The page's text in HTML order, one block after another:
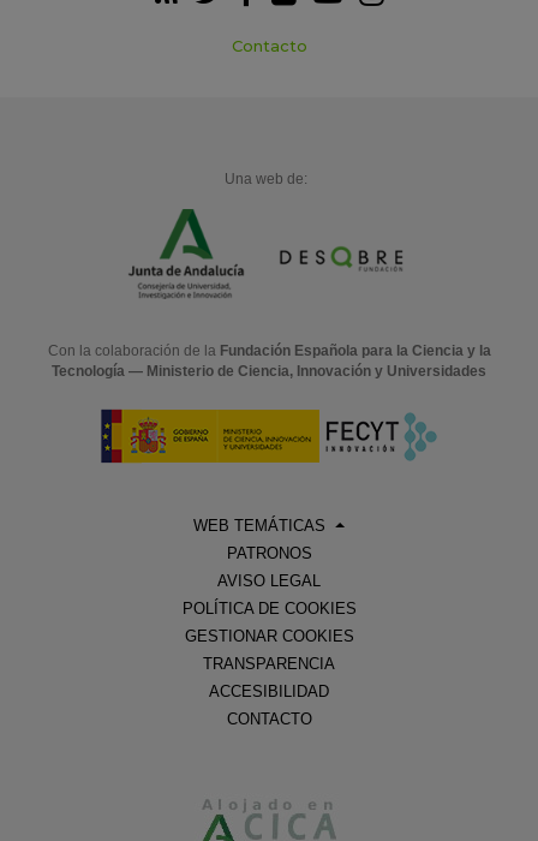
Contacto
Una web de:
Con la colaboración de la Fundación Española para la Ciencia y la
Tecnología — Ministerio de Ciencia, Innovación y Universidades
WEB TEMÁTICAS
PATRONOS
AVISO LEGAL
POLÍTICA DE COOKIES
GESTIONAR COOKIES
TRANSPARENCIA
ACCESIBILIDAD
CONTACTO